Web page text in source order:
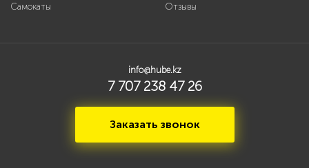
Самокаты
Отзывы
info@hube.kz
7 707 238 47 26
Заказать звонок